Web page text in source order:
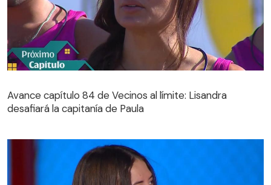
desafiará la capitanía de Paula
Avance capítulo 84 de Vecinos al límite: Lisandra
desafiará la capitanía de Paula